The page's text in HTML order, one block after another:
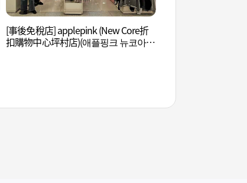
[事後免稅店] applepink (New Core折
扣購物中心坪村店)(애플핑크 뉴코아아